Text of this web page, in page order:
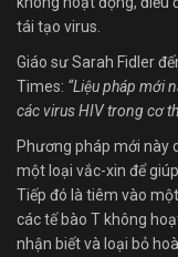
tái tạo virus.
Giáo sư Sarah Fidler
Times: “Liệu pháp mới
các virus HIV trong cơ
Phương pháp mới này
một loại vắc-xin để
Tiếp đó là tiêm vào
các tế bào T không
nhận biết và loại bỏ